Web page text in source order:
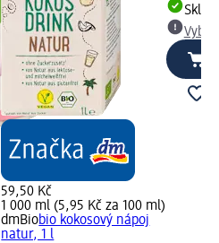
59,50 Kč
1 000 ml (5,95 Kč za 100 ml)
dmBiobio kokosový nápoj
natur, 1 l